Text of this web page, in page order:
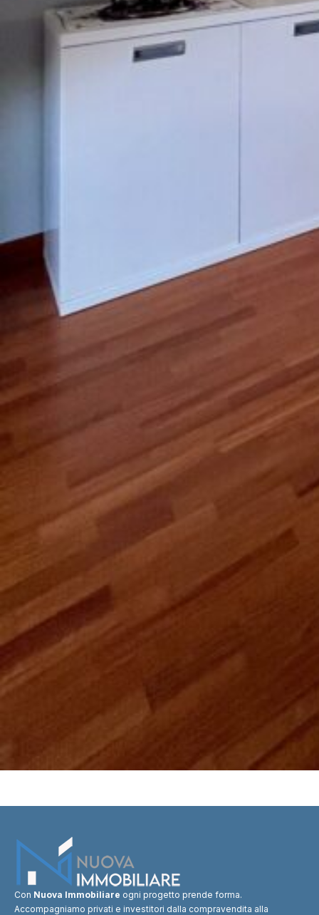
Con Nuova Immobiliare ogni progetto prende forma.
Accompagniamo privati e investitori dalla compravendita alla